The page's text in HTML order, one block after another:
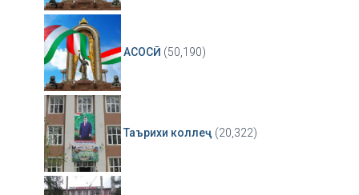
АСОСӢ (50,190)
Таърихи коллеҷ (20,322)